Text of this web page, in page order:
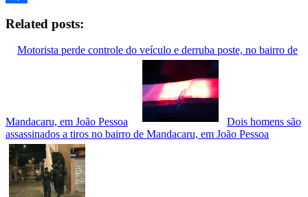
Related posts:
Motorista perde controle do veículo e derruba poste, no bairro de
Mandacaru, em João Pessoa
Dois homens são
assassinados a tiros no bairro de Mandacaru, em João Pessoa